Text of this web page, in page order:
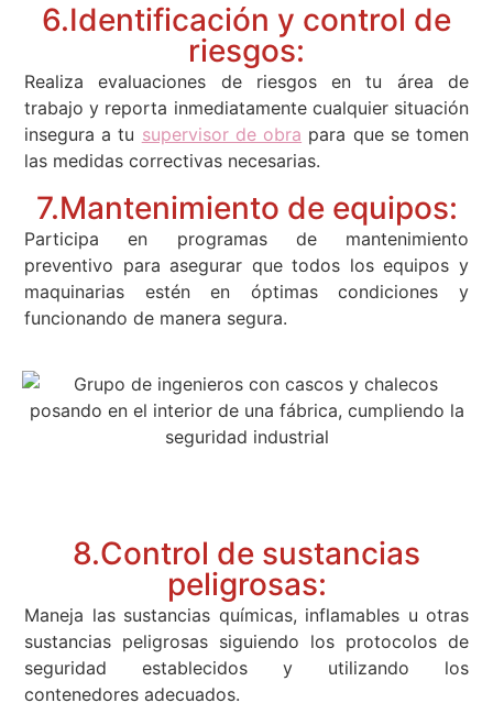
6.Identificación y control de
riesgos:
Realiza evaluaciones de riesgos en tu área de
trabajo y reporta inmediatamente cualquier situación
insegura a tu supervisor de obra para que se tomen
las medidas correctivas necesarias.
7.Mantenimiento de equipos:
Participa en programas de mantenimiento
preventivo para asegurar que todos los equipos y
maquinarias estén en óptimas condiciones y
funcionando de manera segura.
8.Control de sustancias
peligrosas:
Maneja las sustancias químicas, inflamables u otras
sustancias peligrosas siguiendo los protocolos de
seguridad establecidos y utilizando los
contenedores adecuados.